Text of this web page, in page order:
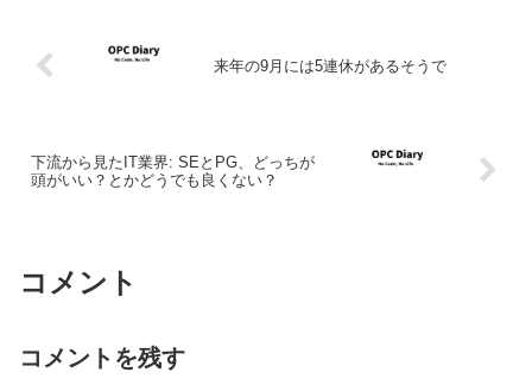
来年の9月には5連休があるそうで
下流から見たIT業界: SEとPG、どっちが
頭がいい？とかどうでも良くない？
コメント
コメントを残す